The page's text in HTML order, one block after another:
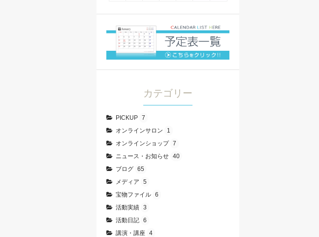
カテゴリー
PICKUP 7
オンラインサロン
1
オンラインショップ 7
ニュース・お知らせ 40
ブログ 65
メディア
5
宝物ファイル 6
活動実績 3
活動日記 6
講演・講座 4